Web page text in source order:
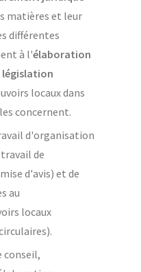
matières et leur
différentes
à l'élaboration
locaux dans
concernent.
d'organisation
de
d'avis) et de
au
locaux
conseil,